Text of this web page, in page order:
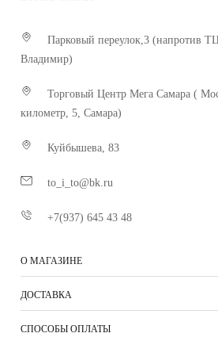
Парковый переулок,3 (напротив
Владимир)
Торговый Центр Мега Самара (
километр, 5, Самара)
Куйбышева, 83
to_i_to@bk.ru
+7(937) 645 43 48
О МАГАЗИНЕ
ДОСТАВКА
СПОСОБЫ ОПЛАТЫ